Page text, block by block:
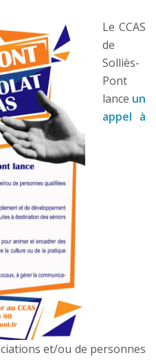
Le CCAS
de
Solliès-
Pont
lance un
appel à
et/ou de personnes